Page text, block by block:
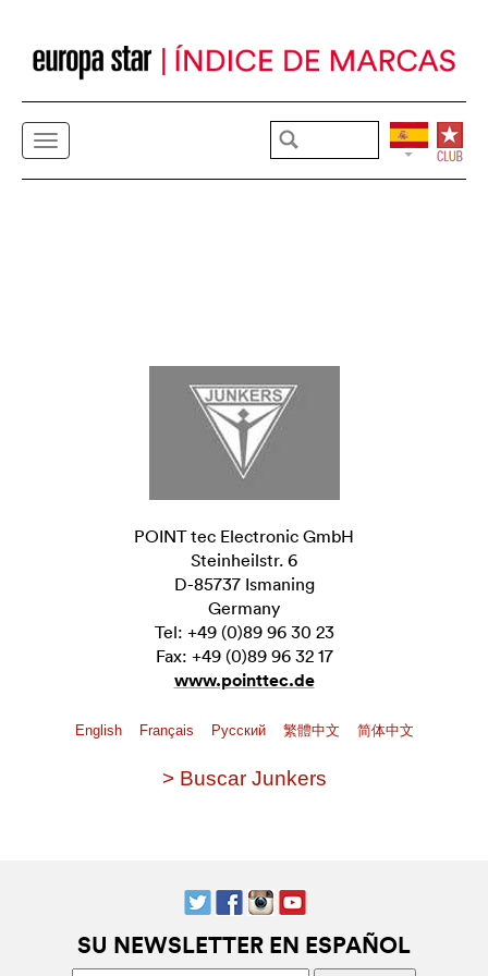
POINT tec Electronic GmbH
Steinheilstr. 6
D-85737 Ismaning
Germany
Tel: +49 (0)89 96 30 23
Fax: +49 (0)89 96 32 17
www.pointtec.de
English Français Pусский 繁體中文 简体中文
> Buscar Junkers
SU NEWSLETTER EN ESPAÑOL